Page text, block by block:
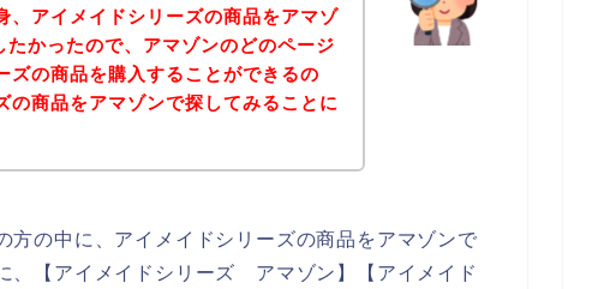
、アイメイドシリーズの商品をアマゾ
かったので、アマゾンのどのページ
ズの商品を購入することができるの
の商品をアマゾンで探してみることに
方の中に、アイメイドシリーズの商品をアマゾンで
、【アイメイドシリーズ アマゾン】【アイメイド